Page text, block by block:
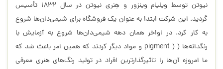
نیوتن توسط ویلیام وینزور و هِنری نیوتن در سال ۱۸۳۲ تأسیس
گردید. این شرکت ابتدا به عنوان یک فروشگاه برای شیمی‌دان‌ها شروع
به کار کرد. در اواخر همان دهه شیمی‌دان‌ها شروع به آزمایش با
رنگدانه‌ها ( ( pigment و مواد دیگر کردند که همین امر باعث شد که
ما امروزه آن‌ها را تاثیرگذار‌ترین افراد در تولید رنگ‌های هنری معرفی